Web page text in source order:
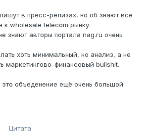
в пресс-релизах, но об знают все
wholesale telecom рынку.
знают авторы портала nag.ru очень
хоть минимальный, но анализ, а не
маркетингово-финансовый bullshit.
объеденение ещё очень большой
Цитата